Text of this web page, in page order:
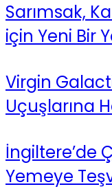
Sarımsak,
için Yeni Bir
Virgin
Uçuşlarına
İngiltere’de
Yemeye